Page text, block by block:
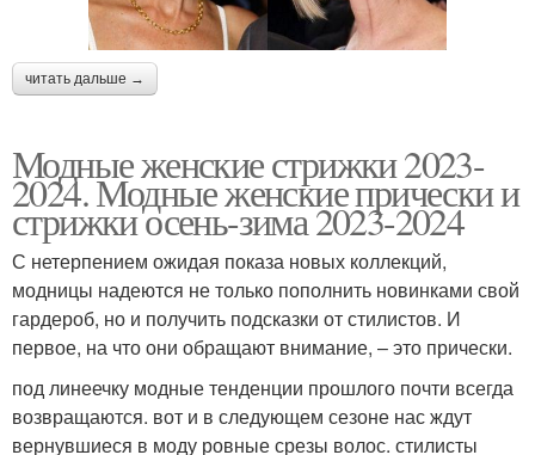
читать дальше →
Модные женские стрижки 2023-
2024. Модные женские прически и
стрижки осень-зима 2023-2024
С нетерпением ожидая показа новых коллекций,
модницы надеются не только пополнить новинками свой
гардероб, но и получить подсказки от стилистов. И
первое, на что они обращают внимание, – это прически.
под линеечку модные тенденции прошлого почти всегда
возвращаются. вот и в следующем сезоне нас ждут
вернувшиеся в моду ровные срезы волос. стилисты